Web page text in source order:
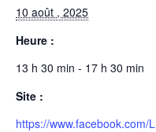
10 août , 2025
Heure :
13 h 30 min - 17 h 30 min
Site :
https://www.facebook.com/L